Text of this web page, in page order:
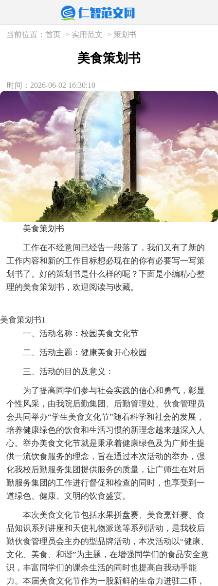
当前位置：首页 > 实用范文 > 策划书
美食策划书
时间：2026-06-02 16:30:10
美食策划书
工作在不经意间已经告一段落了，我们又有了新的
工作内容和新的工作目标想必现在的你有必要写一写策
划书了。好的策划书是什么样的呢？下面是小编精心整
理的美食策划书，欢迎阅读与收藏。
美食策划书1
一、活动名称：校园美食文化节
二、活动主题：健康美食开心校园
三、活动的目的及意义：
为了提高同学们参与社会实践的信心和勇气，彰显
个性风采，由我院后勤集团、后勤管理处、伙食管理员
会共同举办“学生美食文化节”随着科学和社会的发展，
培养健康绿色的饮食和生活习惯的新理念越来越深入人
心。举办美食文化节就是秉承着健康绿色及为广师生提
供一流饮食服务的理念，旨在通过本次活动的举办，强
化我校后勤服务集团提供服务的质量，让广师生在对后
勤服务集团的工作进行督促和检查的同时，也享受到一
道绿色、健康、文明的饮食盛宴。
本次美食文化节包括水果拼盘赛、美食烹饪赛、食
品知识系列讲座和天使礼物派送等系列活动，是我校后
勤伙食管理员会主办的型品牌活动，本次活动以“健康、
文化、美食、和谐”为主题，在增强同学们的食品安全意
识，丰富同学们的课余生活的同时也提高自我动手能
力。本届美食文化节作为一股新鲜的生命力进驻二师，